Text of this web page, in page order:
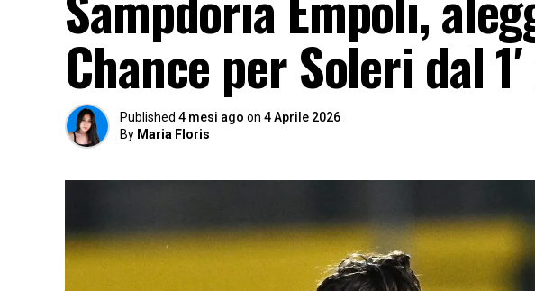
Chance per Soleri dal
Published 4 mesi ago on 4 Aprile 2026
By Maria Floris